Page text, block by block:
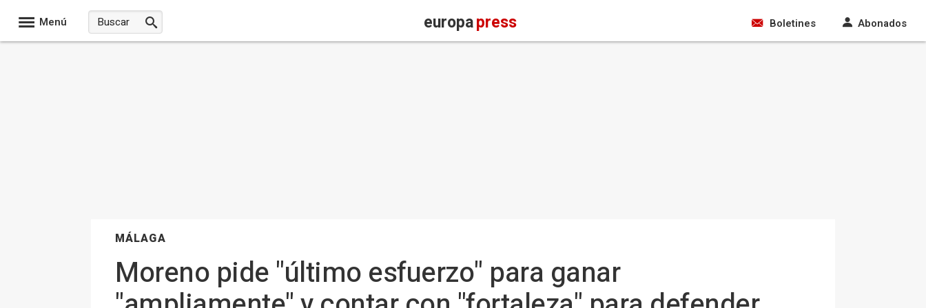
Menú europapress Boletines Abonados
MÁLAGA
Moreno pide "último esfuerzo" para ganar